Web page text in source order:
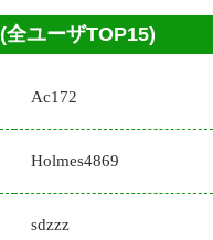
(全ユーザTOP15)
Ac172
Holmes4869
sdzzz